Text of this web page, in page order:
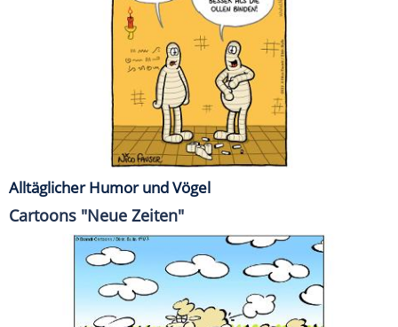
Alltäglicher Humor und Vögel
Cartoons "Neue Zeiten"